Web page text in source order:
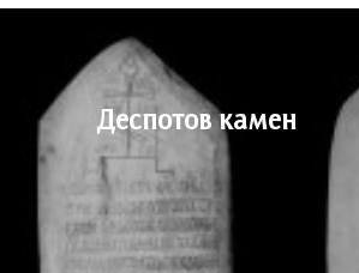
Деспотов камен